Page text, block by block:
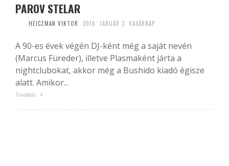
PAROV STELAR
HEICZMAN VIKTOR 2016. JANUÁR 3. VASÁRNAP
A 90-es évek végén DJ-ként még a saját nevén
(Marcus Füreder), illetve Plasmaként járta a
nightclubokat, akkor még a Bushido kiadó égisze
alatt. Amikor...
Tovább